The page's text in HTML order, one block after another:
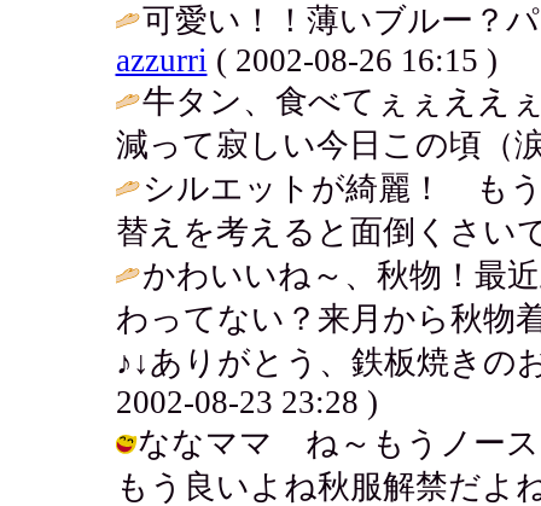
可愛い！！薄いブルー？
azzurri ( 2002-08-26 16:15 )
牛タン、食べてぇぇええ
減って寂しい今日この頃（
シルエットが綺麗！ も
替えを考えると面倒くさい
かわいいね～、秋物！最
わってない？来月から秋物
♪↓ありがとう、鉄板焼きの
2002-08-23 23:28 )
ななママ ね～もうノー
もう良いよね秋服解禁だよ